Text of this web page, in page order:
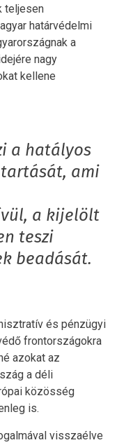
teljesen
határvédelmi
a
nagy
kellene
a hatályos
ami
a kijelölt
teszi
beadását.
és pénzügyi
frontországokra
azokat az
a déli
közösség
is.
visszaélve